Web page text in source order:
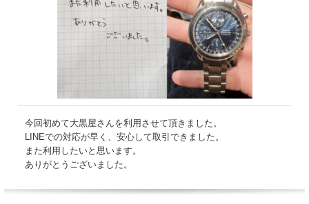
今回初めて大黒屋さんを利用させて頂きました。
LINEでの対応が早く、安心して取引できました。
また利用したいと思います。
ありがとうございました。